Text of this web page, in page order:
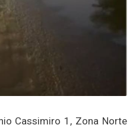
Cassimiro 1, Zona Norte